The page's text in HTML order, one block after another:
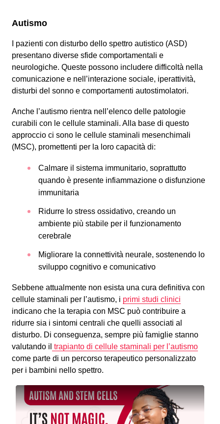
Autismo
I pazienti con disturbo dello spettro autistico (ASD)
presentano diverse sfide comportamentali e
neurologiche. Queste possono includere difficoltà nella
comunicazione e nell’interazione sociale, iperattività,
disturbi del sonno e comportamenti autostimolatori.
Anche l’autismo rientra nell’elenco delle patologie
curabili con le cellule staminali. Alla base di questo
approccio ci sono le cellule staminali mesenchimali
(MSC), promettenti per la loro capacità di:
Calmare il sistema immunitario, soprattutto
quando è presente infiammazione o disfunzione
immunitaria
Ridurre lo stress ossidativo, creando un
ambiente più stabile per il funzionamento
cerebrale
Migliorare la connettività neurale, sostenendo lo
sviluppo cognitivo e comunicativo
Sebbene attualmente non esista una cura definitiva con
cellule staminali per l’autismo, i primi studi clinici
indicano che la terapia con MSC può contribuire a
ridurre sia i sintomi centrali che quelli associati al
disturbo. Di conseguenza, sempre più famiglie stanno
valutando il trapianto di cellule staminali per l’autismo
come parte di un percorso terapeutico personalizzato
per i bambini nello spettro.